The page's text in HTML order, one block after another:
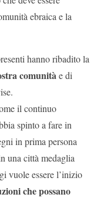
ebraica e la
hanno ribadito la
comunitàe di
il continuo
spinto a fare in
in prima persona
una città medaglia
vuole essere l’inizio
che possano